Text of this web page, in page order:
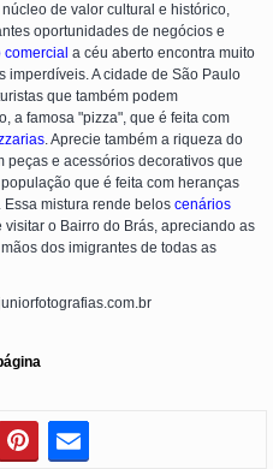
de valor cultural e histórico,
oportunidades de negócios e
comercial a céu aberto encontra muito
imperdíveis. A cidade de São Paulo
que também podem
a famosa "pizza", que é feita com
. Aprecie também a riqueza do
peças e acessórios decorativos que
que é feita com heranças
mistura rende belos cenários
o Bairro do Brás, apreciando as
dos imigrantes de todas as